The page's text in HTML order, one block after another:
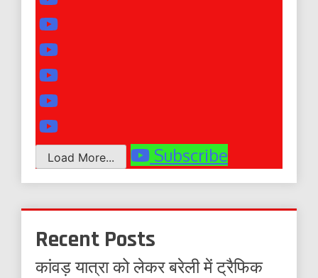
Load More... Subscribe
Recent Posts
कांवड़ यात्रा को लेकर बरेली में ट्रैफिक